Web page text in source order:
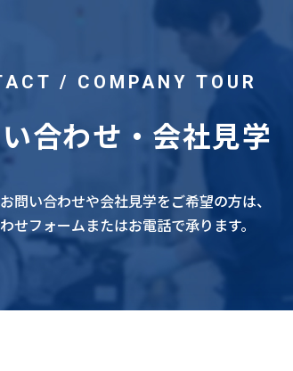
/ COMPANY TOUR
合わせ・会社見学
問い合わせや会社見学をご希望の方は、
せフォームまたはお電話で承ります。